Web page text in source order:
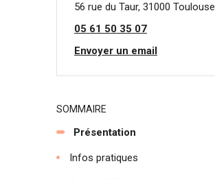
56 rue du Taur, 31000 Toulouse
05 61 50 35 07
Envoyer un email
SOMMAIRE
Présentation
Infos pratiques